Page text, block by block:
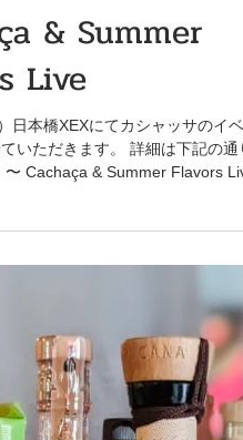
Live
日本橋XEXにてカシャッサのイベ
ていただきます。 詳細は下記の通
〜 Cachaça & Summer Flavors
カクテルとXEXこだわりの料理の